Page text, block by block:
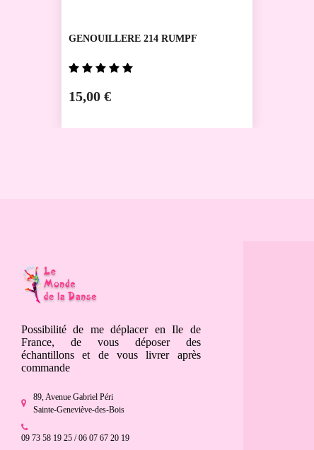
GENOUILLERE 214 RUMPF
15,00 €
Possibilité de me déplacer en Ile de
France, de vous déposer des
échantillons et de vous livrer après
commande
89, Avenue Gabriel Péri
Sainte-Geneviève-des-Bois
09 73 58 19 25 / 06 07 67 20 19